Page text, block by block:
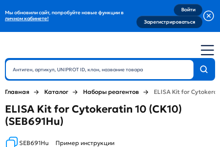
Мы обновили сайт, попробуйте новые функции в
личном кабинете!
Войти
Зарегистрироваться
Главная Каталог Наборы реагентов ELISA Kit for
ELISA Kit for Cytokeratin 10 (CK10)
(SEB691Hu)
SEB691Hu Пример инструкции